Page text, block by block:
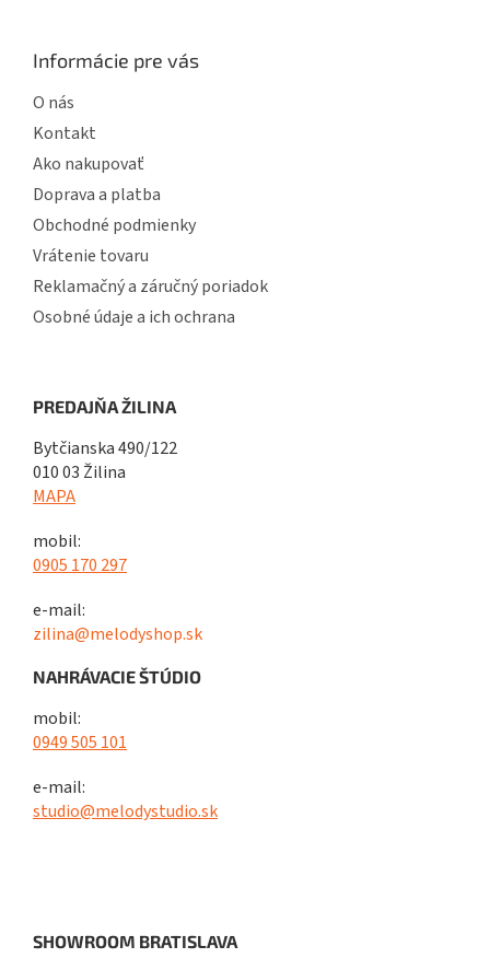
Informácie pre vás
O nás
Kontakt
Ako nakupovať
Doprava a platba
Obchodné podmienky
Vrátenie tovaru
Reklamačný a záručný poriadok
Osobné údaje a ich ochrana
PREDAJŇA ŽILINA
Bytčianska 490/122
010 03 Žilina
MAPA
mobil:
0905 170 297
e-mail:
zilina@melodyshop.sk
NAHRÁVACIE ŠTÚDIO
mobil:
0949 505 101
e-mail:
studio@melodystudio.sk
SHOWROOM BRATISLAVA